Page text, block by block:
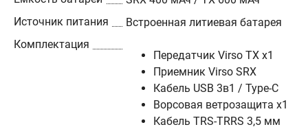
Источник питания
Встроенная литиевая батарея
Комплектация
Передатчик Virso TX х1
Приемник Virso SRX
Кабель USB 3в1 / Type-C
Ворсовая ветрозащита х1
Кабель TRS-TRRS 3,5 мм